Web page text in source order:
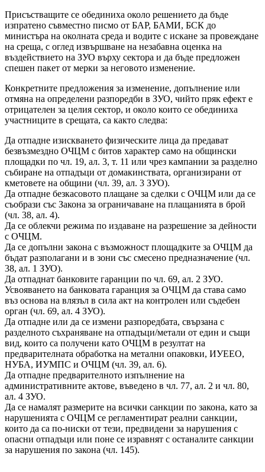
Присъстващите се обединиха около решението да бъде
изпратено съвместно писмо от БАР, БАМИ, БСК до
министъра на околната среда и водите с искане за провеждане
на среща, с оглед извършване на незабавна оценка на
въздействието на ЗУО върху сектора и да бъде предложен
спешен пакет от мерки за неговото изменение.
Конкретните предложения за изменение, допълнение или
отмяна на определени разпоредби в ЗУО, чийто пряк ефект е
отрицателен за целия сектор, и около които се обединиха
участниците в срещата, са както следва:
Да отпадне изискването физическите лица да предават
безвъзмездно ОЧЦМ с битов характер само на общински
площадки по чл. 19, ал. 3, т. 11 или чрез кампании за разделно
събиране на отпадъци от домакинствата, организирани от
кметовете на общини (чл. 39, ал. 3 ЗУО).
Да отпадне безкасовото плащане за сделки с ОЧЦМ или да се
съобрази със Закона за ограничаване на плащанията в брой
(чл. 38, ал. 4).
Да се облекчи режима по издаване на разрешение за дейности
с ОЧЦМ.
Да се допълни закона с възможност площадките за ОЧЦМ да
бъдат разполагани и в зони със смесено предназначение (чл.
38, ал. 1 ЗУО).
Да отпаднат банковите гаранции по чл. 69, ал. 2 ЗУО.
Усвояването на банковата гаранция за ОЧЦМ да става само
въз основа на влязъл в сила акт на контролен или съдебен
орган (чл. 69, ал. 4 ЗУО).
Да отпадне или да се измени разпоредбата, свързана с
разделното съхраняване на отпадъци/метали от един и същи
вид, които са получени като ОЧЦМ в резултат на
предварителната обработка на метални опаковки, ИУЕЕО,
НУБА, ИУМПС и ОЧЦМ (чл. 39, ал. 6).
Да отпадне предварителното изпълнение на
административните актове, въведено в чл. 77, ал. 2 и чл. 80,
ал. 4 ЗУО.
Да се намалят размерите на всички санкции по закона, като за
нарушенията с ОЧЦМ се регламентират реални санкции,
които да са по-ниски от тези, предвидени за нарушения с
опасни отпадъци или поне се изравнят с останалите санкции
за нарушения по закона (чл. 145).